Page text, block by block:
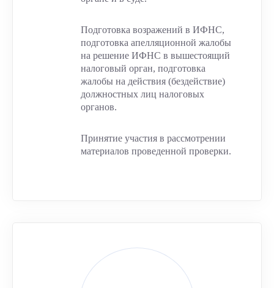
Подготовка возражений в ИФНС,
подготовка апелляционной жалобы
на решение ИФНС в вышестоящий
налоговый орган, подготовка
жалобы на действия (бездействие)
должностных лиц налоговых
органов.
Принятие участия в рассмотрении
материалов проведенной проверки.